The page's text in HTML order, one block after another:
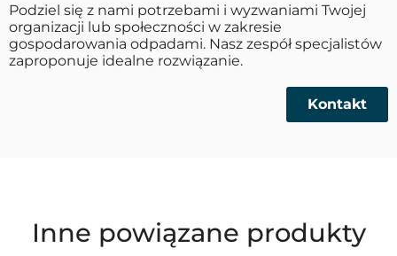
Podziel się z nami potrzebami i wyzwaniami Twojej
organizacji lub społeczności w zakresie
gospodarowania odpadami. Nasz zespół specjalistów
zaproponuje idealne rozwiązanie.
Kontakt
Inne powiązane produkty